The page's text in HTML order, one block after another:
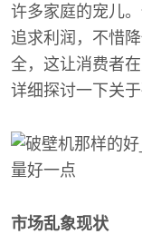
许多家庭的宠儿
追求利润，不惜
全，这让消费者
详细探讨一下关
市场乱象现状